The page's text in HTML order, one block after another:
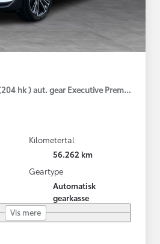
hk ) aut. gear Executive Premium
Kilometertal
56.262 km
Geartype
Automatisk
gearkasse
Vis mere